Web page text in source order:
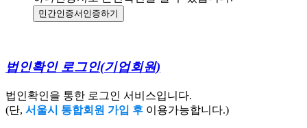
민간인증서 인증하기
법인확인 로그인(기업회원)
법인확인을 통한 로그인 서비스입니다.
(단, 서울시 통합회원 가입 후 이용가능합니다.)